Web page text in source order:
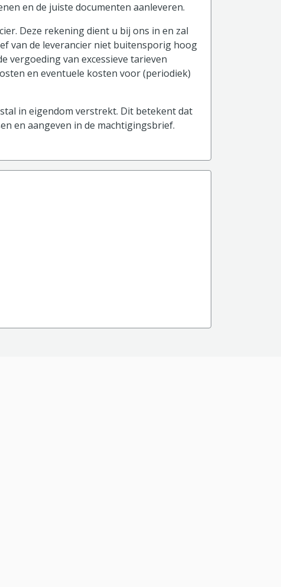
en de juiste documenten aanleveren.
Deze rekening dient u bij ons in en zal
van de leverancier niet buitensporig hoog
vergoeding van excessieve tarieven
en eventuele kosten voor (periodiek)
in eigendom verstrekt. Dit betekent dat
en aangeven in de machtigingsbrief.